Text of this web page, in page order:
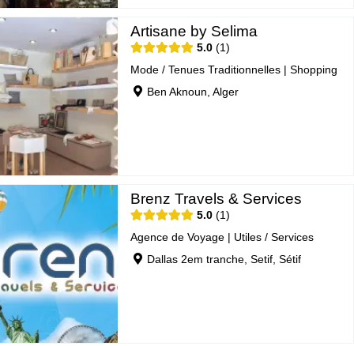
Artisane by Selima
5.0
1
Mode / Tenues Traditionnelles |Shopping
Ben Aknoun, Alger
Brenz Travels & Services
5.0
1
Agence de Voyage | Utiles / Services
Dallas 2em tranche, Setif, Sétif